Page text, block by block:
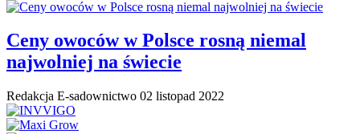
Ceny owoców w Polsce rosną niemal
najwolniej na świecie
Redakcja E-sadownictwo 02 listopad 2022